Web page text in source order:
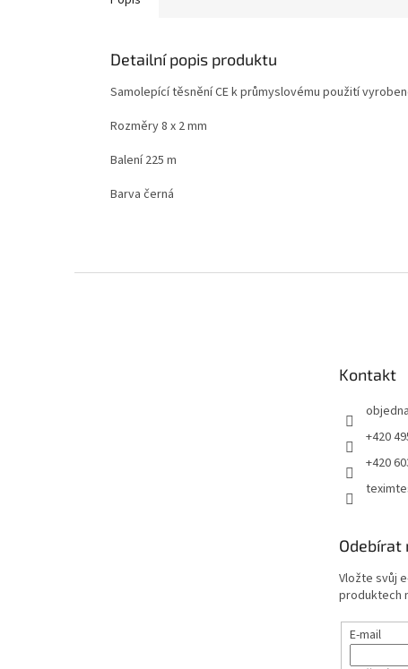
Detailní popis produktu
Samolepící těsnění CE k průmyslovému použití
Rozměry 8 x 2 mm
Balení 225 m
Barva černá
Kontakt
+420
+420
Vložte svůj
produktech
E-mail